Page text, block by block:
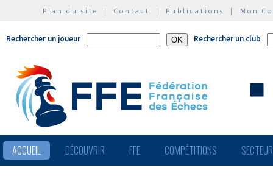
Plan du site | Contact | Publications | Mon
Rechercher un joueur Rechercher un club
ACCUEIL DÉCOUVRIR FFE COMPÉTITIONS